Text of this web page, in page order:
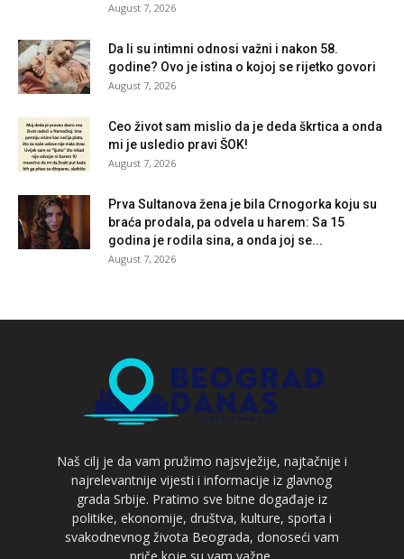
August 7, 2026
Da li su intimni odnosi važni i nakon 58.
godine? Ovo je istina o kojoj se rijetko govori
August 7, 2026
Ceo život sam mislio da je deda škrtica a onda
mi je usledio pravi ŠOK!
August 7, 2026
Prva Sultanova žena je bila Crnogorka koju su
braća prodala, pa odvela u harem: Sa 15
godina je rodila sina, a onda joj se...
August 7, 2026
Naš cilj je da vam pružimo najsvježije, najtačnije i
najrelevantnije vijesti i informacije iz glavnog
grada Srbije. Pratimo sve bitne događaje iz
politike, ekonomije, društva, kulture, sporta i
svakodnevnog života Beograda, donoseći vam
priče koje su vam važne.